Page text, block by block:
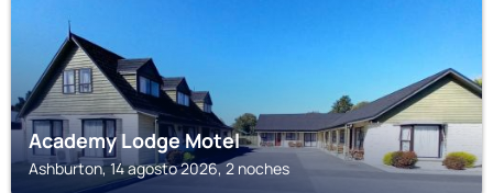
Academy Lodge Motel
Ashburton, 14 agosto 2026, 2 noches